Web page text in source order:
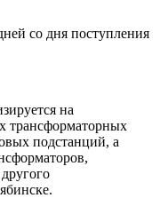
со дня поступления
на
трансформаторных
подстанций, а